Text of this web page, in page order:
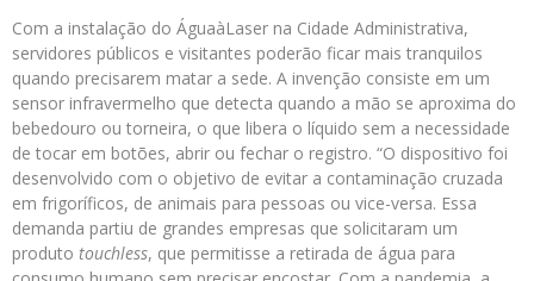
Com a instalação do ÁguaàLaser na Cidade Administrativa,
servidores públicos e visitantes poderão ficar mais tranquilos
quando precisarem matar a sede. A invenção consiste em um
sensor infravermelho que detecta quando a mão se aproxima do
bebedouro ou torneira, o que libera o líquido sem a necessidade
de tocar em botões, abrir ou fechar o registro. “O dispositivo foi
desenvolvido com o objetivo de evitar a contaminação cruzada
em frigoríficos, de animais para pessoas ou vice-versa. Essa
demanda partiu de grandes empresas que solicitaram um
produto touchless, que permitisse a retirada de água para